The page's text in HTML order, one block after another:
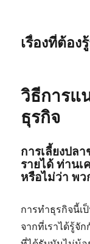
เรื่องที่ต้อง
วิธีการแ
ธุรกิจ
การเลี้ยงปล
รายได้ ท่านเ
หรือไม่ว่า พว
การทำธุรกิจนี้เ
จากที่เราได้รู้จั